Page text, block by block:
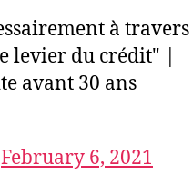
à
levier du crédit" |
avant 30 ans
February 6, 2021